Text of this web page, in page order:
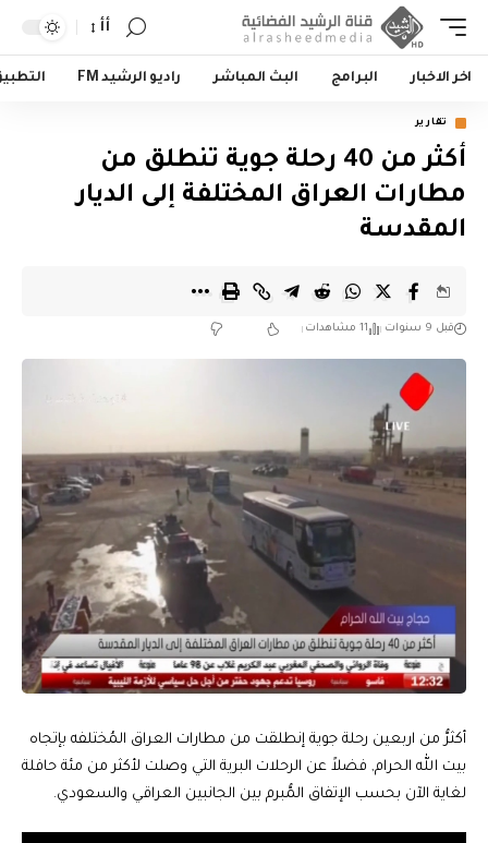
أأ
اخر الاخبار البرامج البث المباشر راديو الرشيد FM
تقارير
أكثر من 40 رحلة جوية تنطلق من
مطارات العراق المختلفة إلى الديار
المقدسة
قبل 9 سنوات 11 مشاهدات
أكثرُّ من اربعين رحلة جوية إنطلقت من مطارات العراق المُختلفه بإتجاه
بيت الله الحرام, فضلاً عن الرحلات البرية التي وصلت لأكثر من مئة حافلة
لغاية الآن بحسب الإتفاق المُّبرم بين الجانبين العراقي والسعودي.